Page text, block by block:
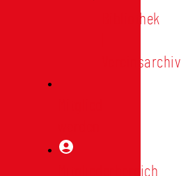
Bibliothek
Vereinsarchiv
Mitgliederbereich